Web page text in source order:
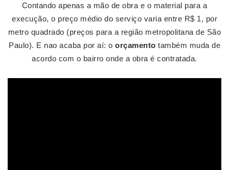
Contando apenas a mão de obra e o material para a
execução, o preço médio do serviço varia entre R$ 1, por
metro quadrado (preços para a região metropolitana de São
Paulo). E nao acaba por aí: o orçamento também muda de
acordo com o bairro onde a obra é contratada.